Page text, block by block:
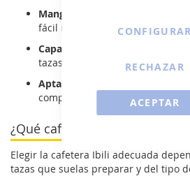
ACEPTAR
CONFIGURAR
RECHAZAR
Mangos ergonómicos:
fácil manejo.
Capacidades variadas:
tazas, para adaptarse a cada
Aptas para diversas cocinas:
compatibles con gas, vitro o
¿Qué cafetera italiana Ibili
Elegir la cafetera Ibili adecuada
tazas que suelas preparar y del tipo